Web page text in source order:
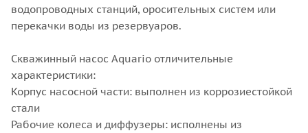
водопроводных станций, оросительных систем или
перекачки воды из резервуаров.
Скважинный насос Aquario отличительные
характеристики:
Корпус насосной части: выполнен из коррозиестойкой
стали
Рабочие колеса и диффузеры: исполнены из